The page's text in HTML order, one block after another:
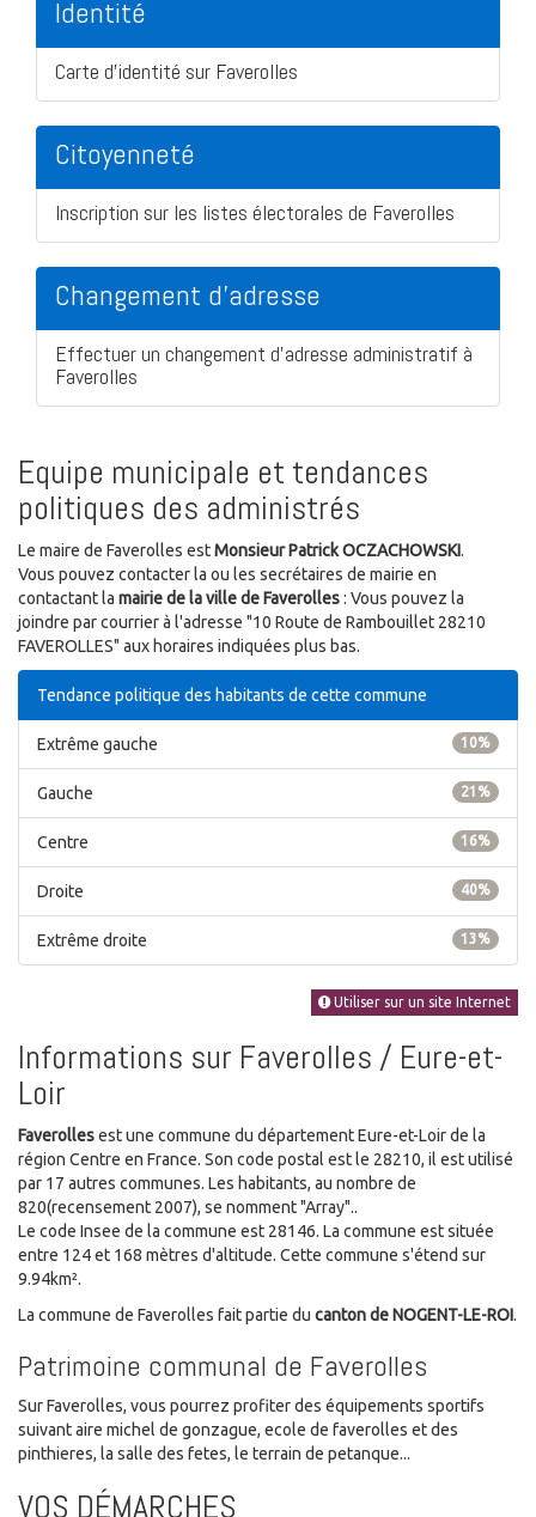
Identité
Carte d'identité sur Faverolles
Citoyenneté
Inscription sur les listes électorales de Faverolles
Changement d'adresse
Effectuer un changement d'adresse administratif à
Faverolles
Equipe municipale et tendances
politiques des administrés
Le maire de Faverolles estMonsieur Patrick OCZACHOWSKI.
Vous pouvez contacter la ou les secrétaires de mairie en
contactant la mairie de la ville de Faverolles: Vous pouvez la
joindre par courrier à l'adresse "10 Route de Rambouillet 28210
FAVEROLLES" aux horaires indiquées plus bas.
Tendance politique des habitants de cette commune
10%
Extrême gauche
21%
Gauche
16%
Centre
40%
Droite
13%
Extrême droite
Utiliser sur un site Internet
Informations sur Faverolles / Eure-et-
Loir
Faverollesest une commune du département Eure-et-Loir de la
région Centre en France. Son code postal est le 28210, il est utilisé
par 17 autres communes. Les habitants, au nombre de
820(recensement 2007), se nomment "Array"..
Le code Insee de la commune est 28146. La commune est située
entre 124 et 168 mètres d'altitude. Cette commune s'étend sur
9.94km².
La commune de Faverolles fait partie du canton de NOGENT-LE-ROI.
Patrimoine communal de Faverolles
Sur Faverolles, vous pourrez profiter des équipements sportifs
suivant aire michel de gonzague, ecole de faverolles et des
pinthieres, la salle des fetes, le terrain de petanque...
VOS DÉMARCHES